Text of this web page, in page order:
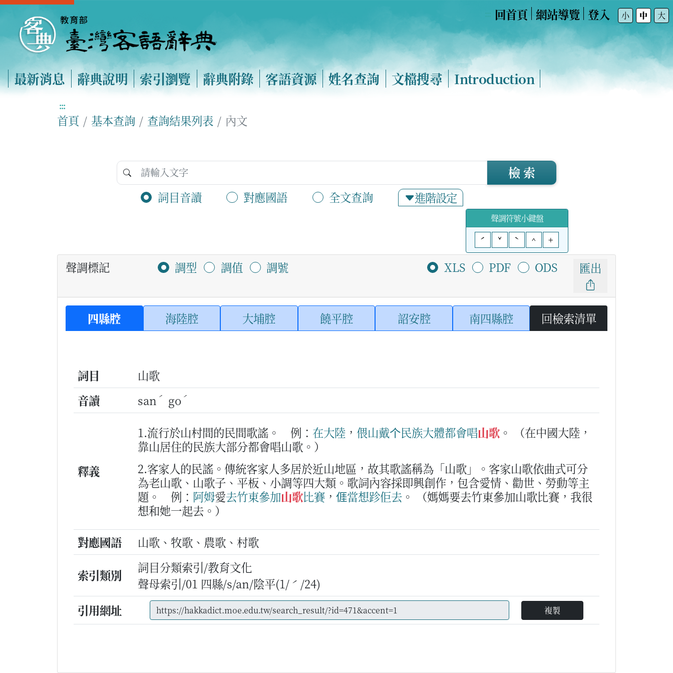
回首頁 網站導覽 登入 小 中 大
最新消息 辭典說明 索引瀏覽 辭典附錄 客語資源 姓名查詢 文檔搜尋 Introduction
:::
首頁 基本查詢 查詢結果列表 內文
詞目音讀 對應國語 全文查詢 進階設定
檢 索
聲調符號小鍵盤
ˊ
ˇ ˋ ^ +
聲調標記 調型 調值 調號 XLS PDF ODS 匯出
四縣腔 海陸腔 大埔腔 饒平腔 詔安腔 南四縣腔 回檢索清單
詞目
山歌
音讀
san ˊ go ˊ
釋義
1.流行於山村間的民間歌謠。 例： 在大陸 ， 偎山戴个民族大體都會唱山歌 。
（在中國大陸，
靠山居住的民族大部分都會唱山歌。）
2.客家人的民謠。傳統客家人多居於近山地區，故其歌謠稱為「山歌」。客家山歌依曲式可分
為老山歌、山歌子、平板、小調等四大類。歌詞內容採即興創作，包含愛情、勸世、勞動等主
題。
例： 阿姆愛去竹東參加山歌比賽 ， 𠊎當想跈佢去 。
（媽媽要去竹東參加山歌比賽，我很
想和她一起去。）
對應國語
山歌、牧歌、農歌、村歌
索引類別
詞目分類索引/教育文化
聲母索引/01 四縣/s/an/陰平(1/ˊ/24)
引用網址
複製